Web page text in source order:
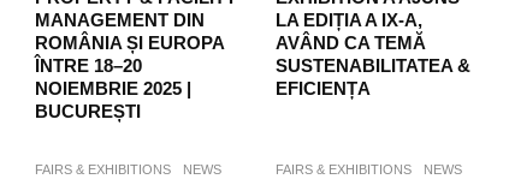
MANAGEMENT DIN
ROMÂNIA ȘI EUROPA
ÎNTRE 18–20
NOIEMBRIE 2025 |
BUCUREȘTI
LA EDIȚIA A IX-A,
AVÂND CA TEMĂ
SUSTENABILITATEA &
EFICIENȚA
FAIRS & EXHIBITIONS
NEWS
FAIRS & EXHIBITIONS
NEWS